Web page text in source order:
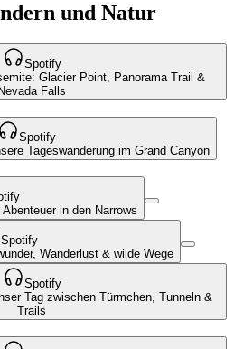
und Natur
Spotify
Glacier Point, Panorama Trail &
Nevada Falls
Spotify
Tageswanderung im Grand Canyon
in den Narrows
Spotify
Wanderlust & wilde Wege
Spotify
Tag zwischen Türmchen, Tunneln &
Trails